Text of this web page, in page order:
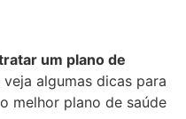
um plano de
veja algumas dicas para
melhor plano de saúde